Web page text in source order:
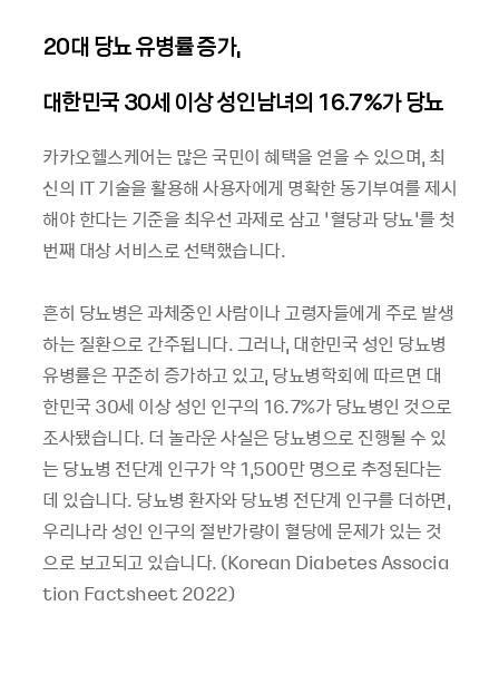
20대 당뇨 유병률 증가,
대한민국 30세 이상 성인남녀의 16.7%가 당뇨
카카오헬스케어는 많은 국민이 혜택을 얻을 수 있으며, 최
신의 IT 기술을 활용해 사용자에게 명확한 동기부여를 제시
해야 한다는 기준을 최우선 과제로 삼고 ‘혈당과 당뇨’를 첫
번째 대상 서비스로 선택했습니다.
흔히 당뇨병은 과체중인 사람이나 고령자들에게 주로 발생
하는 질환으로 간주됩니다. 그러나, 대한민국 성인 당뇨병
유병률은 꾸준히 증가하고 있고, 당뇨병학회에 따르면 대
한민국 30세 이상 성인 인구의 16.7%가 당뇨병인 것으로
조사됐습니다. 더 놀라운 사실은 당뇨병으로 진행될 수 있
는 당뇨병 전단계 인구가 약 1,500만 명으로 추정된다는
데 있습니다. 당뇨병 환자와 당뇨병 전단계 인구를 더하면,
우리나라 성인 인구의 절반가량이 혈당에 문제가 있는 것
으로 보고되고 있습니다. (Korean Diabetes Associa
tion Factsheet 2022)